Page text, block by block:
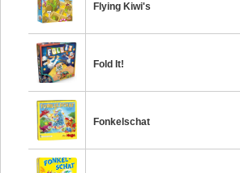
Flying Kiwi's
Fold It!
Fonkelschat